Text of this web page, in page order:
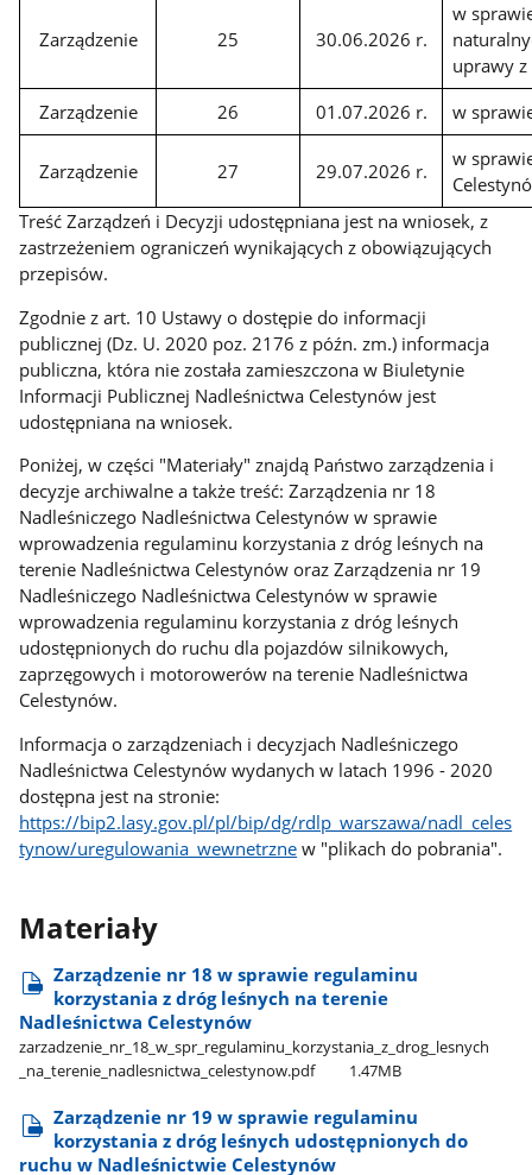
Zarządzenie 25 30.06.2026 r.
w
uprawy
Zarządzenie
26 01.07.2026 r. w
Zarządzenie 27 29.07.2026 r.
w
Treść Zarządzeń i Decyzji udostępniana jest na wniosek, z
zastrzeżeniem ograniczeń wynikających z obowiązujących
przepisów.
Zgodnie z art. 10 Ustawy o dostępie do informacji
publicznej (Dz. U. 2020 poz. 2176 z późn. zm.) informacja
publiczna, która nie została zamieszczona w Biuletynie
Informacji Publicznej Nadleśnictwa Celestynów jest
udostępniana na wniosek.
Poniżej, w części "Materiały" znajdą Państwo zarządzenia i
decyzje archiwalne a także treść: Zarządzenia nr 18
Nadleśniczego Nadleśnictwa Celestynów w sprawie
wprowadzenia regulaminu korzystania z dróg leśnych na
terenie Nadleśnictwa Celestynów oraz Zarządzenia nr 19
Nadleśniczego Nadleśnictwa Celestynów w sprawie
wprowadzenia regulaminu korzystania z dróg leśnych
udostępnionych do ruchu dla pojazdów silnikowych,
zaprzęgowych i motorowerów na terenie Nadleśnictwa
Celestynów.
Informacja o zarządzeniach i decyzjach Nadleśniczego
Nadleśnictwa Celestynów wydanych w latach 1996 - 2020
dostępna jest na stronie:
https://bip2.lasy.gov.pl/pl/bip/dg/rdlp_warszawa/nadl_celes
tynow/uregulowania_wewnetrzne w "plikach do pobrania".
Materiały
Zarządzenie nr 18 w sprawie regulaminu
korzystania z dróg leśnych na terenie
Nadleśnictwa Celestynów
zarzadzenie​_nr​_18​_w​_spr​_regulaminu​_korzystania​_z​_drog​_lesnych​
_na​_terenie​_nadlesnictwa​_celestynow.pdf
1.47MB
Zarządzenie nr 19 w sprawie regulaminu
korzystania z dróg leśnych udostępnionych do
ruchu w Nadleśnictwie Celestynów